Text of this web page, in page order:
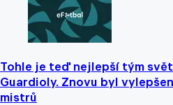
Tohle je teď nejlepší tým
Guardioly. Znovu byl
mistrů